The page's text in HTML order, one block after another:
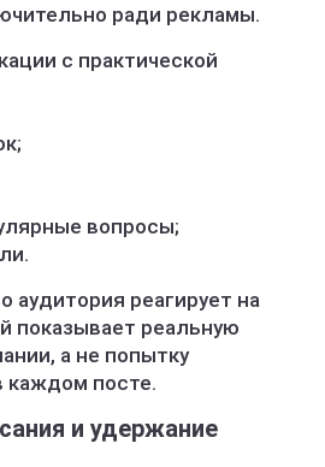
ради рекламы.
с практической
вопросы;
аудитория реагирует на
показывает реальную
а не попытку
каждом посте.
и удержание